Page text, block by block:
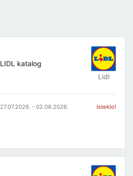
LIDL katalog
Lidl
27.07.2026. - 02.08.2026. Isteklo!